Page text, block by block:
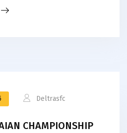
Deltrasfc
CHAMPIONSHIP